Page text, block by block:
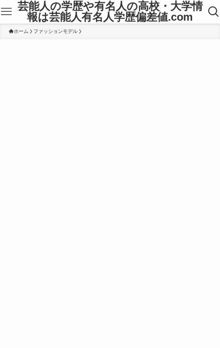
芸能人の学歴や有名人の高校・大学情
報は芸能人有名人学歴偏差値.com
ホーム ファッションモデル